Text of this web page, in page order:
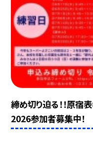
締め切り迫る！！原宿
2026参加者募集中！